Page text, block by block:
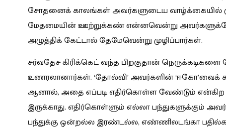
சோதனைக் காலங்கள் அவர்களுடைய வாழ்க்கையில்
மேதமையின் ஊற்றுக்கண் என்னவென்று
அழுத்திக் கேட்டால் தேமேவென்று முழிப்பார்கள்.
சர்வதேச கிரிக்கெட் வந்த பிறகுதான்
உணரலானார்கள். ‘தோல்வி’ அவர்களின் ‘ஈகோ’வைக்
ஆனால், அதை எப்படி எதிர்கொள்ள வேண்டும் என்கிற
இருக்காது. எதிர்கொள்ளும் எல்லா பந்துகளுக்கும்
பந்துக்கு ஒன்றல்ல இரண்டல்ல, எண்ணிலடங்கா